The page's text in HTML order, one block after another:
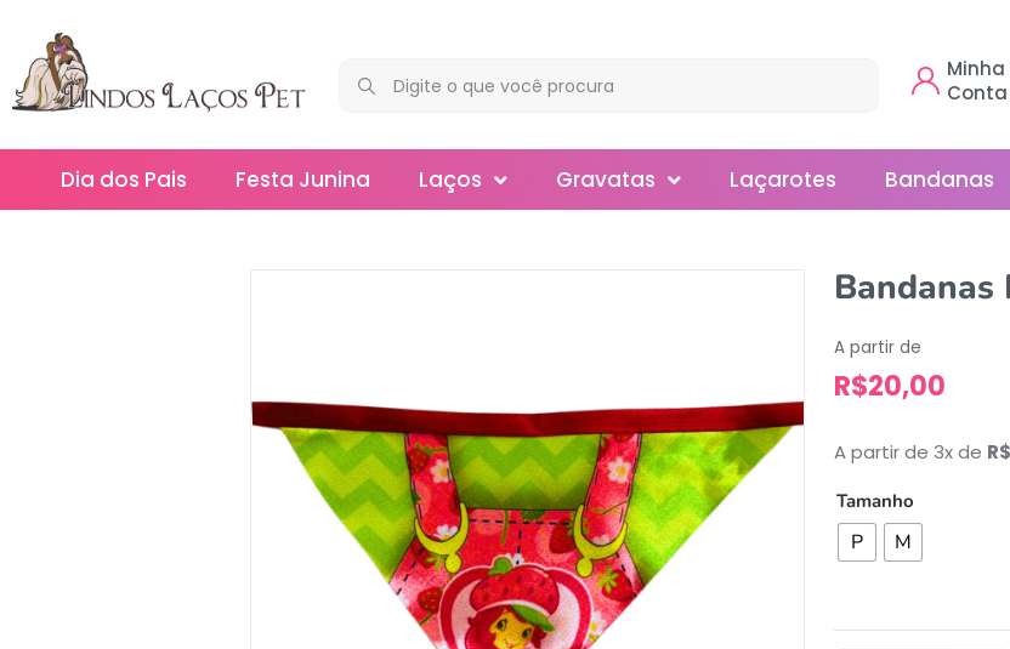
Minha
Conta
Dia dos Pais Festa Junina Laços
Mini
Slim
Splash
Gravatas
Smoking
Laçarotes Bandanas
A partir de
R$20,00
A partir de 3x de R$
Tamanho
P M